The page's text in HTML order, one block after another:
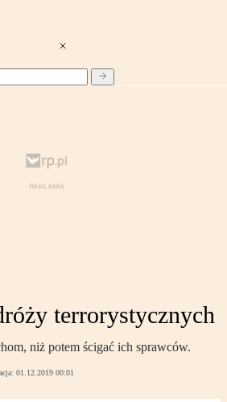
terrorystycznych
niż potem ścigać ich sprawców.
01.12.2019 00:01